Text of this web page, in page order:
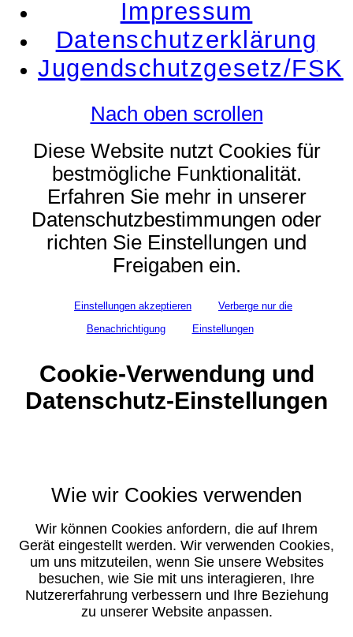
Impressum
Datenschutzerklärung
Jugendschutzgesetz/FSK
Nach oben scrollen
Diese Website nutzt Cookies für
bestmögliche Funktionalität.
Erfahren Sie mehr in unserer
Datenschutzbestimmungen oder
richten Sie Einstellungen und
Freigaben ein.
Einstellungen akzeptieren
Verberge nur die
Benachrichtigung
Einstellungen
Cookie-Verwendung und
Datenschutz-Einstellungen
Wie wir Cookies verwenden
Wir können Cookies anfordern, die auf Ihrem
Gerät eingestellt werden. Wir verwenden Cookies,
um uns mitzuteilen, wenn Sie unsere Websites
besuchen, wie Sie mit uns interagieren, Ihre
Nutzererfahrung verbessern und Ihre Beziehung
zu unserer Website anpassen.